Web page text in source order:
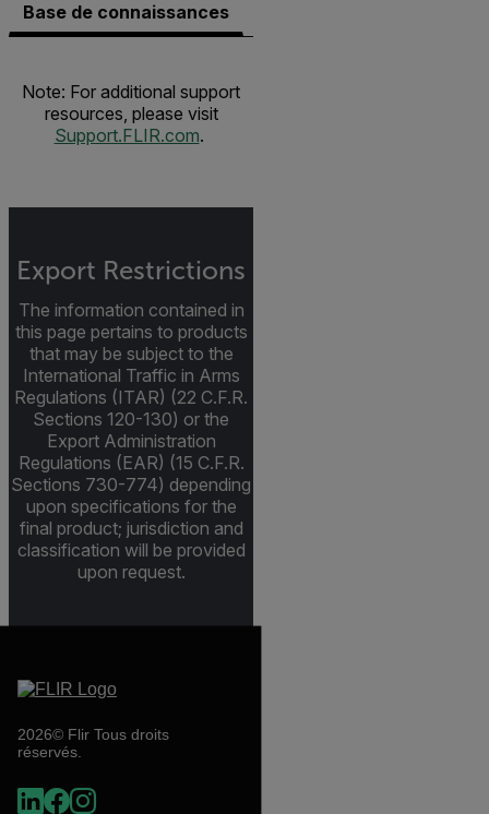
Base de connaissances
Note: For additional support
resources, please visit
Support.FLIR.com.
Export Restrictions
The information contained in
this page pertains to products
that may be subject to the
International Traffic in Arms
Regulations (ITAR) (22 C.F.R.
Sections 120-130) or the
Export Administration
Regulations (EAR) (15 C.F.R.
Sections 730-774) depending
upon specifications for the
final product; jurisdiction and
classification will be provided
upon request.
2026© Flir Tous droits
réservés.